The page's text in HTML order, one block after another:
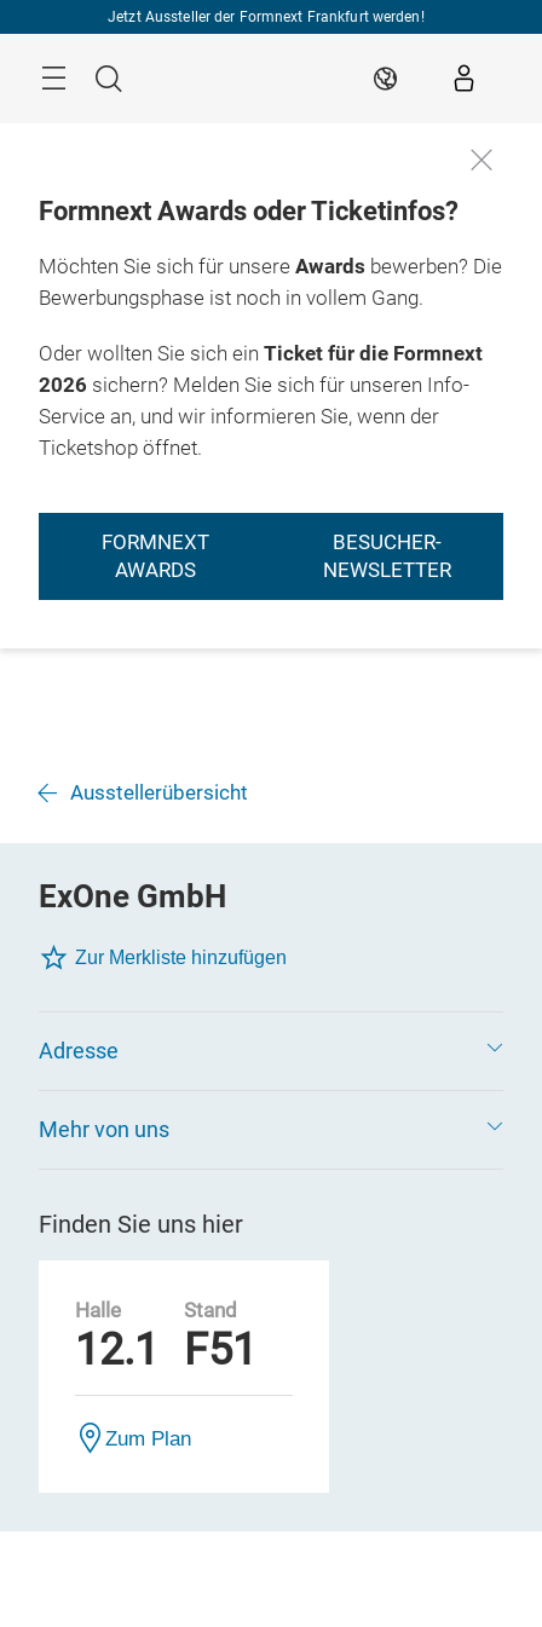
Jetzt Aussteller der Formnext Frankfurt werden!
Suche DE
Formnext Awards oder Ticketinfos?
Möchten Sie sich für unsere Awards bewerben? Die
Bewerbungsphase ist noch in vollem Gang.
Oder wollten Sie sich ein Ticket für die Formnext
2026 sichern? Melden Sie sich für unseren Info-
Service an, und wir informieren Sie, wenn der
Ticketshop öffnet.
FORMNEXT
AWARDS
BESUCHER-
NEWSLETTER
Ausstellerübersicht
ExOne GmbH
Zur Merkliste hinzufügen
Adresse
Mehr von uns
Finden Sie uns hier
Halle
12.1
Stand
F51
Zum Plan